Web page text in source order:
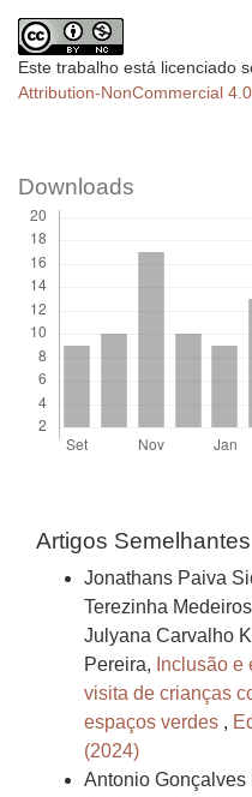
Este trabalho está licenciado
Attribution-NonCommercial
Downloads
Artigos Semelhantes
Jonathans Paiva
Terezinha
Julyana Carvalho
Pereira, Inclusão
visita de crianças
espaços verdes ,
(2024)
Antonio Gonçalves